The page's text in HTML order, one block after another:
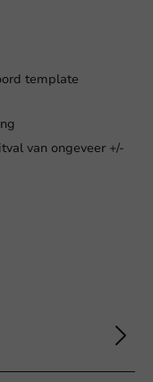
template
van ongeveer +/-